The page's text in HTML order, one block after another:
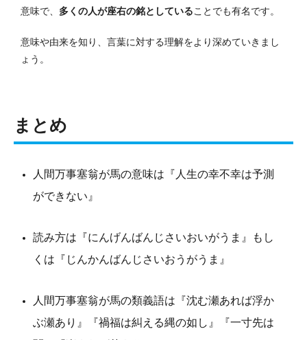
意味で、 多くの人が座右の銘としていることでも有名です。
意味や由来を知り、言葉に対する理解をより深めていきまし
ょう。
まとめ
人間万事塞翁が馬の意味は『人生の幸不幸は予測
ができない』
読み方は『にんげんばんじさいおいがうま』もし
くは『じんかんばんじさいおうがうま』
人間万事塞翁が馬の類義語は『沈む瀬あれば浮か
ぶ瀬あり』『禍福は糾える縄の如し』『一寸先は